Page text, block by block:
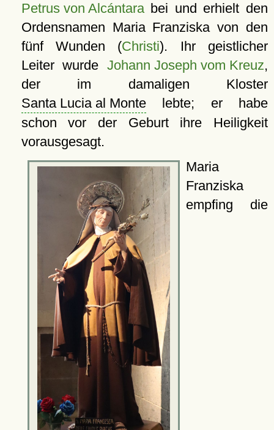
Petrus von Alcántarabei und erhielt den
Ordensnamen Maria Franziska von den
fünf Wunden (Christi). Ihr geistlicher
Leiter wurde Johann Joseph vom Kreuz,
der im damaligen Kloster
Santa Lucia al Montelebte; er habe
schon vor der Geburt ihre Heiligkeit
vorausgesagt.
Maria
Franziska
empfing die